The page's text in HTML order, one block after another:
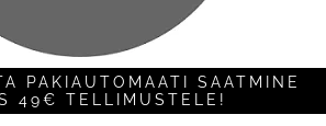
PAKIAUTOMAATI SAATMINE
49€ TELLIMUSTELE!